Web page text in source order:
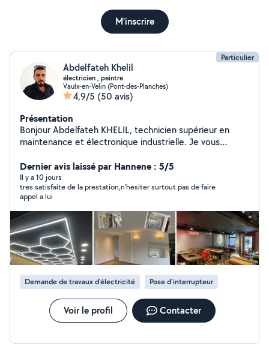
M'inscrire
Particulier
Abdelfateh Khelil
électricien , peintre
Vaulx-en-Velin (Pont-des-Planches)
4,9/5 (50 avis)
Présentation
Bonjour Abdelfateh KHELIL, technicien supérieur en
maintenance et électronique industrielle. Je vous
d'expérience dans le domaine de l'installation électrique
( habitation et industrielle), la maintenance et en tant
que chef d'équipe Aussi je vous propose mes services
en peinture et pose de parquet avec une garantie
d'avoir un travail professionnel Je vous laisse me
contacter pour toute vos travaux et je serai ravi de
travailler chez vous Bien a vous
Dernier avis laissé par Hannene : 5/5
Il y a 10 jours
tres satisfaite de la prestation,n'hesiter surtout pas de faire
appel a lui
Demande de travaux d’électricité Pose d'interrupteur
Voir le profil Contacter